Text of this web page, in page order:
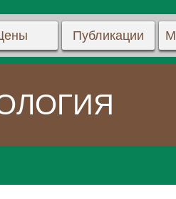
Публикации